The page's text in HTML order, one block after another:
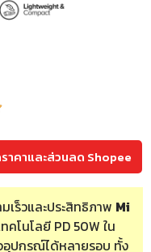
ราคาและส่วนลด Shopee
ร็วและประสิทธิภาพ Mi
คโนโลยี PD 50W ใน
อุปกรณ์ได้หลายรอบ ทั้ง